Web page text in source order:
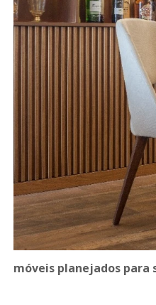
móveis planejados para